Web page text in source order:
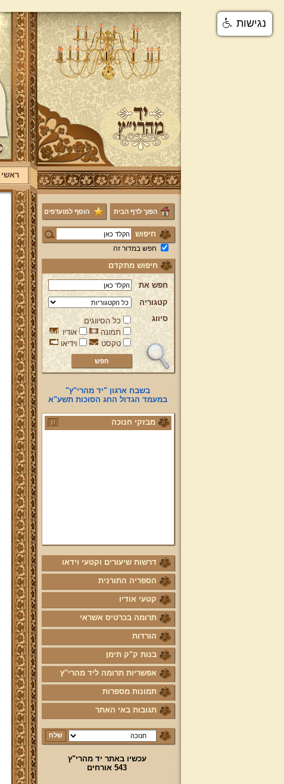
ראשי
הפוך לדף הבית הוסף למועדפים
חיפוש
חפש במדור זה
חיפוש מתקדם
חפש את
קטגוריה
סיווג
כל הסיווגים
תמונה
אודיו
טקסט
וידיאו
בשבח ארגון "יד מהרי"ץ"
במעמד הגדול החג הסוכות תשע"א
מבזקי חנוכה
פירושי "עץ חיים" למהרי"ץ לימי
חנוכה
שאלות לשינון וחזרה על הלכות
חנוכה
דרשות שיעורים וקטעי וידאו
הספריה התורנית
קטעי אודיו
תרומה בכרטיס אשראי
הורדות
בנות ק"ק תימן
אפשריות תרומה ליד מהרי"ץ
תמונות מספרות
תגובות באי האתר
עכשיו באתר יד מהרי"ץ
543 אורחים
נגישות